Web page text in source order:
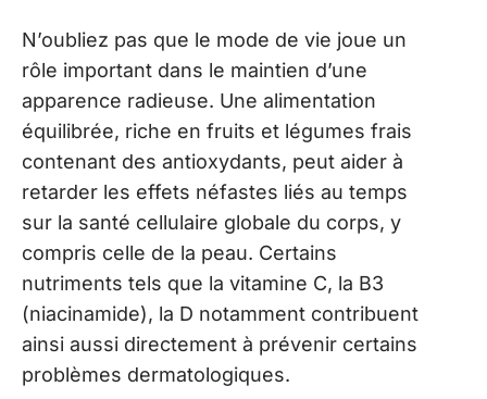
N’oubliez pas que le mode de vie joue un
rôle important dans le maintien d’une
apparence radieuse. Une alimentation
équilibrée, riche en fruits et légumes frais
contenant des antioxydants, peut aider à
retarder les effets néfastes liés au temps
sur la santé cellulaire globale du corps, y
compris celle de la peau. Certains
nutriments tels que la vitamine C, la B3
(niacinamide), la D notamment contribuent
ainsi aussi directement à prévenir certains
problèmes dermatologiques.